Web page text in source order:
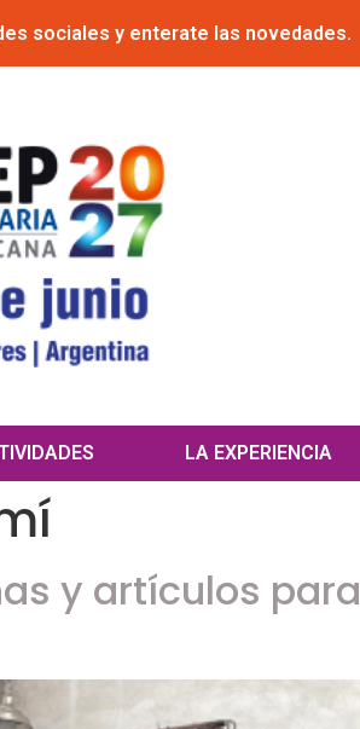
sociales y enterate las novedades.
LA EXPERIENCIA
y artículos para